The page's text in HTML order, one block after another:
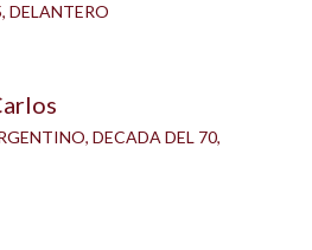
, DELANTERO
, DECADA DEL 70,